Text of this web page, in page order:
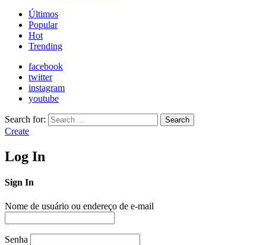
Últimos
Popular
Hot
Trending
facebook
twitter
instagram
youtube
Search for: Search
Create
Log In
Sign In
Nome de usuário ou endereço de e-mail
Senha